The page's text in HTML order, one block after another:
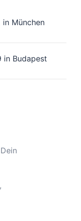
München
in Budapest